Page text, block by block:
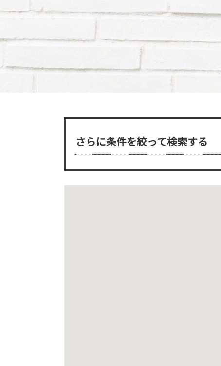
さらに条件を絞って検索する